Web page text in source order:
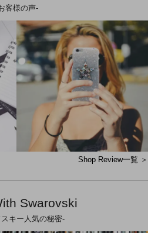
客様の声-
Shop Review一覧 ＞
Swarovski
キー人気の秘密-